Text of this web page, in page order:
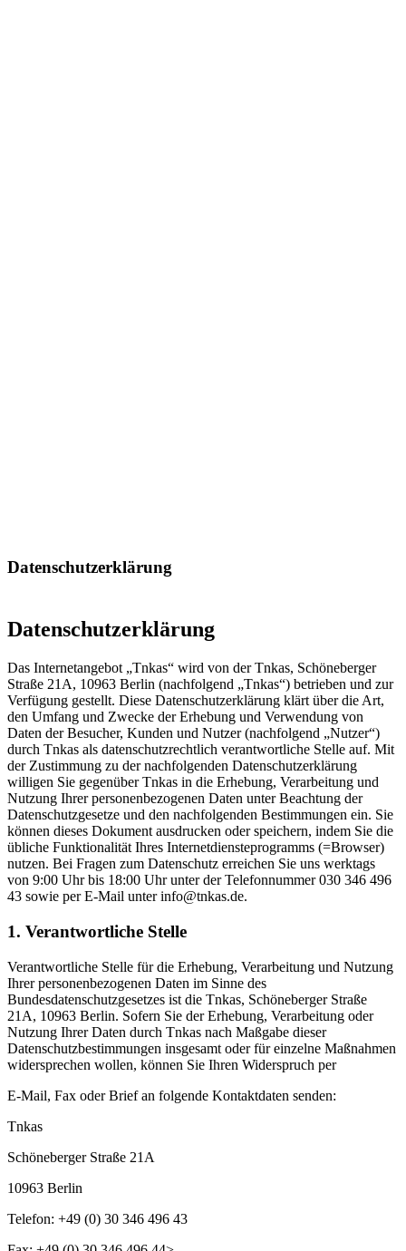
Datenschutzerklärung
Datenschutzerklärung
Das Internetangebot „Tnkas“ wird von der Tnkas, Schöneberger
Straße 21A, 10963 Berlin (nachfolgend „Tnkas“) betrieben und zur
Verfügung gestellt. Diese Datenschutzerklärung klärt über die Art,
den Umfang und Zwecke der Erhebung und Verwendung von
Daten der Besucher, Kunden und Nutzer (nachfolgend „Nutzer“)
durch Tnkas als datenschutzrechtlich verantwortliche Stelle auf. Mit
der Zustimmung zu der nachfolgenden Datenschutzerklärung
willigen Sie gegenüber Tnkas in die Erhebung, Verarbeitung und
Nutzung Ihrer personenbezogenen Daten unter Beachtung der
Datenschutzgesetze und den nachfolgenden Bestimmungen ein. Sie
können dieses Dokument ausdrucken oder speichern, indem Sie die
übliche Funktionalität Ihres Internetdiensteprogramms (=Browser)
nutzen. Bei Fragen zum Datenschutz erreichen Sie uns werktags
von 9:00 Uhr bis 18:00 Uhr unter der Telefonnummer 030 346 496
43 sowie per E-Mail unter info@tnkas.de.
1. Verantwortliche Stelle
Verantwortliche Stelle für die Erhebung, Verarbeitung und Nutzung
Ihrer personenbezogenen Daten im Sinne des
Bundesdatenschutzgesetzes ist die Tnkas, Schöneberger Straße
21A, 10963 Berlin. Sofern Sie der Erhebung, Verarbeitung oder
Nutzung Ihrer Daten durch Tnkas nach Maßgabe dieser
Datenschutzbestimmungen insgesamt oder für einzelne Maßnahmen
widersprechen wollen, können Sie Ihren Widerspruch per
E-Mail, Fax oder Brief an folgende Kontaktdaten senden:
Tnkas
Schöneberger Straße 21A
10963 Berlin
Telefon: +49 (0) 30 346 496 43